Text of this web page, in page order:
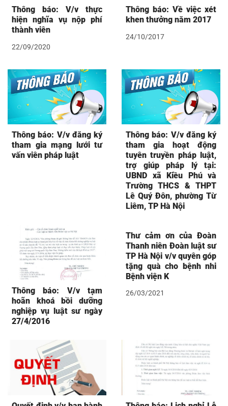
Thông báo: V/v thực
hiện nghĩa vụ nộp phí
thành viên
22/09/2020
Thông báo: Về việc xét
khen thưởng năm 2017
24/10/2017
Thông báo: V/v đăng ký
tham gia mạng lưới tư
vấn viên pháp luật
Thông báo: V/v đăng ký
tham gia hoạt động
tuyên truyền pháp luật,
trợ giúp pháp lý tại:
UBND xã Kiều Phú và
Trường THCS & THPT
Lê Quý Đôn, phường Từ
Liêm, TP Hà Nội
Thông báo: V/v tạm
hoãn khoá bồi dưỡng
nghiệp vụ luật sư ngày
27/4/2016
Thư cảm ơn của Đoàn
Thanh niên Đoàn luật sư
TP Hà Nội v/v quyên góp
tặng quà cho bệnh nhi
Bệnh viện K
26/03/2021